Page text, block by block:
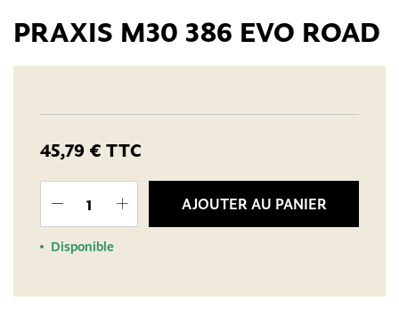
PRAXIS M30 386 EVO ROAD
45,79 € TTC
AJOUTER AU PANIER
Disponible